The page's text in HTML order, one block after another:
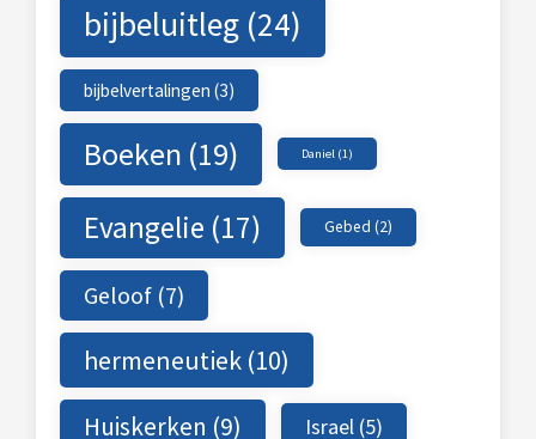
bijbeluitleg (24)
bijbelvertalingen (3)
Boeken (19) Daniel (1)
Evangelie (17) Gebed (2)
Geloof (7)
hermeneutiek (10)
Huiskerken (9) Israel (5)